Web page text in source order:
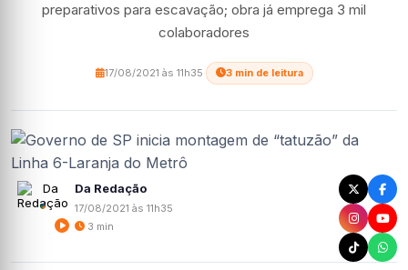
preparativos para escavação; obra já emprega 3 mil
colaboradores
17/08/2021 às 11h35 3 min de leitura
Da Redação
17/08/2021 às 11h35
3 min